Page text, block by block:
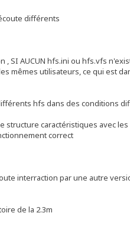
différents
SI AUCUN hfs.ini ou hfs.vfs
mêmes utilisateurs, ce qui est
hfs dans des conditions
caractéristiques avec
correct
interraction par une autre
de la 2.3m